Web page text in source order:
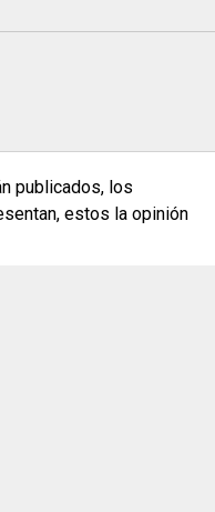
publicados, los
estos la opinión